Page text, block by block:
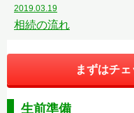
2019.03.19
相続の流れ
まずはチ
生前準備